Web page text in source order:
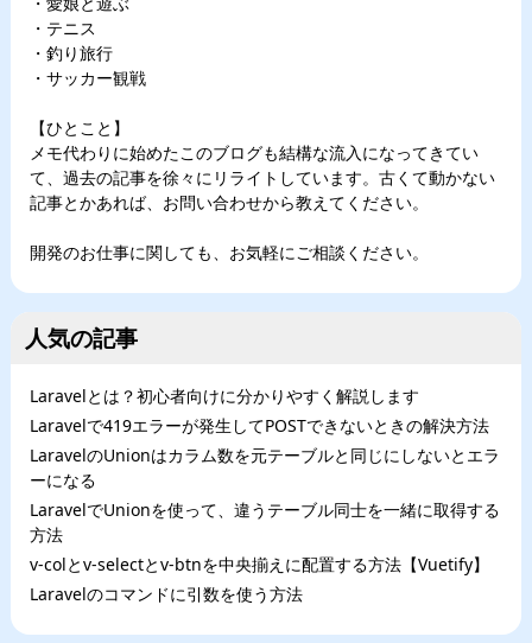
・テニス
・釣り旅行
・サッカー観戦
【ひとこと】
メモ代わりに始めたこのブログも結構な流入になってきてい
て、過去の記事を徐々にリライトしています。古くて動かない
記事とかあれば、お問い合わせから教えてください。
開発のお仕事に関しても、お気軽にご相談ください。
人気の記事
Laravelとは？初心者向けに分かりやすく解説します
Laravelで419エラーが発生してPOSTできないときの解決方法
LaravelのUnionはカラム数を元テーブルと同じにしないとエラ
ーになる
LaravelでUnionを使って、違うテーブル同士を一緒に取得する
方法
v-colとv-selectとv-btnを中央揃えに配置する方法【Vuetify】
Laravelのコマンドに引数を使う方法